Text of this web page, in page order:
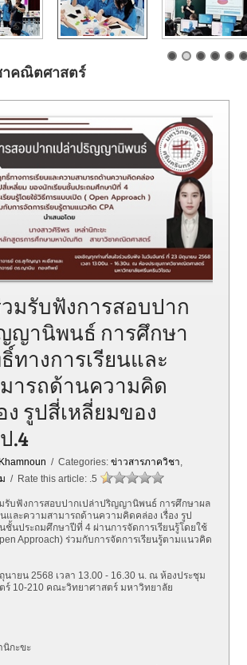
าคณิตศาสตร์
มรับฟังการสอบปาก
ญานิพนธ์ การศึกษา
ทางการเรียนและ
ารถด้านความคิด
ง รูปสี่เหลี่ยมของ
.4
/ Categories:ข่าวสารภาควิชา,
/ Rate this article: .5
รับฟังการสอบปากเปล่าปริญญานิพนธ์ การศึกษาผล
และความสามารถด้านความคิดคล่อง เรื่อง รูป
ชั้นประถมศึกษาปีที่ 4 ผ่านการจัดการเรียนรู้โดยใช้
Approach) ร่วมกับการจัดการเรียนรู้ตามแนวคิด
ายน 2568 เวลา 13.00 - 16.30 น. ณ ห้องประชุม
10-210 คณะวิทยาศาสตร์ มหาวิทยาลัย
นิกะขะ